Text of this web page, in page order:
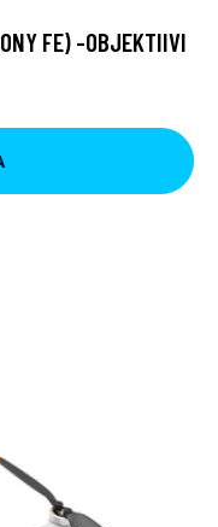
FE) -OBJEKTIIVI